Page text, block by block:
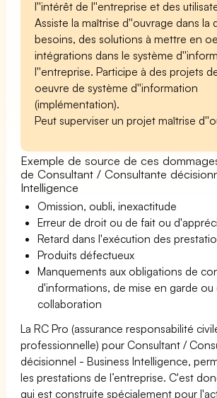
l''intérêt de l''entreprise et des
Assiste la maîtrise d''ouvrage dans la
besoins, des solutions à mettre en
intégrations dans le système
l''entreprise. Participe à des projets
oeuvre de système d''information
(implémentation).
Peut superviser un projet maîtrise
Exemple de source de ces
de Consultant / Consultante
Intelligence
Omission, oubli, inexactitude
Erreur de droit ou de fait ou
Retard dans l'exécution des
Produits défectueux
Manquements aux obligations de
d'informations, de mise en garde ou
collaboration
La RC Pro (assurance responsabilité
professionnelle) pour Consultant /
décisionnel - Business Intelligence,
les prestations de l’entreprise. C'est
qui est construite spécialement pour